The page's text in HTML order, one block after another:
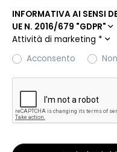
INFORMATIVA AI SENSI
UE N. 2016/679 "GDPR"
Attività di marketing *
Acconsento